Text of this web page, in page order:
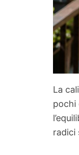
La
pochi
radici